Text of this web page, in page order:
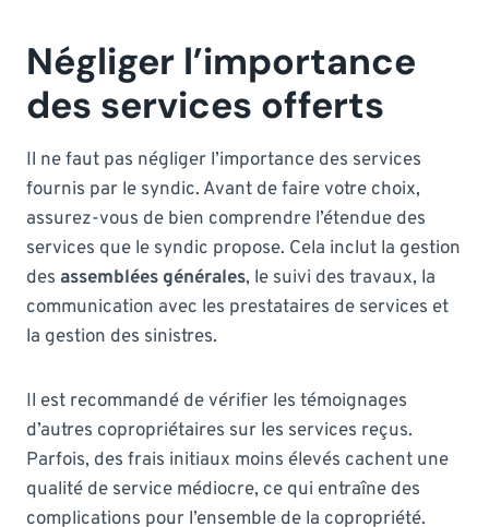
Négliger l’importance
des services offerts
Il ne faut pas négliger l’importance des services
fournis par le syndic. Avant de faire votre choix,
assurez-vous de bien comprendre l’étendue des
services que le syndic propose. Cela inclut la gestion
des assemblées générales, le suivi des travaux, la
communication avec les prestataires de services et
la gestion des sinistres.
Il est recommandé de vérifier les témoignages
d’autres copropriétaires sur les services reçus.
Parfois, des frais initiaux moins élevés cachent une
qualité de service médiocre, ce qui entraîne des
complications pour l’ensemble de la copropriété.